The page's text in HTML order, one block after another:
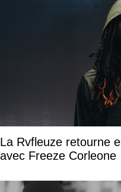
La Rvfleuze retourne
avec Freeze Corleone